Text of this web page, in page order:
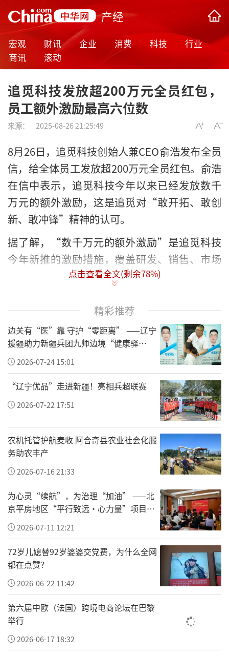
产经
宏观 财讯 企业 消费 科技
行业
商讯
滚动
追觅科技发放超200万元全员红包，
员工额外激励最高六位数
来源： 2025-08-26 21:25:49
8月26日，追觅科技创始人兼CEO俞浩发布全员
信，给全体员工发放超200万元全员红包。俞浩
在信中表示，追觅科技今年以来已经发放数千
万元的额外激励，这是追觅对“敢开拓、敢创
新、敢冲锋”精神的认可。
据了解，“数千万元的额外激励”是追觅科技
今年新推的激励措施，覆盖研发、销售、市场
等多个优秀团队与个人，不属于原有的奖金体
市占、净利润、营收、技术、产品等方面取得
突破，都可以获得激励，金额从数万元到百万
元不等。
追觅科技员工透露，追觅科技6月份发放额外奖
金超过2200万元，7月份或近4000万元。过去
三个月，表现优异的团队及个人，至少有3个团
队拿到百万奖金，多名员工个人拿到了6位数奖
金。
俞浩在信中表示，希望在公司构建一套具有竞
争力的“重奖激励”机制，在工资和基础奖金
之外，提供创新和突破的额外奖金支持，以此
来打造一个真正认可“人”，为所有梦想、热
爱和拼搏托底的平台。
点击查看全文(剩余78%)
精彩推荐
边关有“医”靠 守护“零距离” ——辽宁
援疆助力新疆兵团九师边境“健康驿
站”建设纪实
2026-07-24 15:01
“辽宁优品”走进新疆！亮相兵超联赛
2026-07-22 17:51
农机托管护航麦收 阿合奇县农业社会化服
务助农丰产
2026-07-16 21:33
为心灵“续航”，为治理“加油” ——北
京平房地区“平行致远·心力量”项目让
基层干部轻装上阵
2026-07-11 12:21
72岁儿媳替92岁婆婆交党费，为什么全网
都在点赞？
2026-06-22 11:42
第六届中欧（法国）跨境电商论坛在巴黎
举行
2026-06-17 18:32